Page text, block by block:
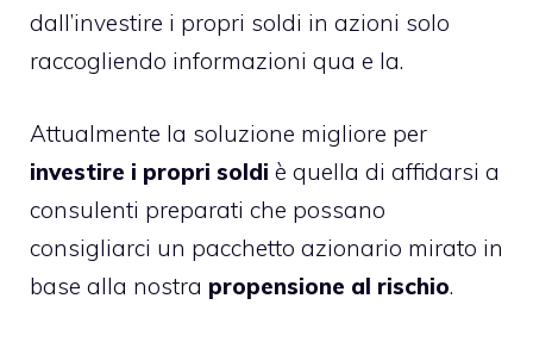
dall’investire i propri soldi in azioni solo
raccogliendo informazioni qua e la.
Attualmente la soluzione migliore per
investire i propri soldi è quella di affidarsi a
consulenti preparati che possano
consigliarci un pacchetto azionario mirato in
base alla nostra propensione al rischio.